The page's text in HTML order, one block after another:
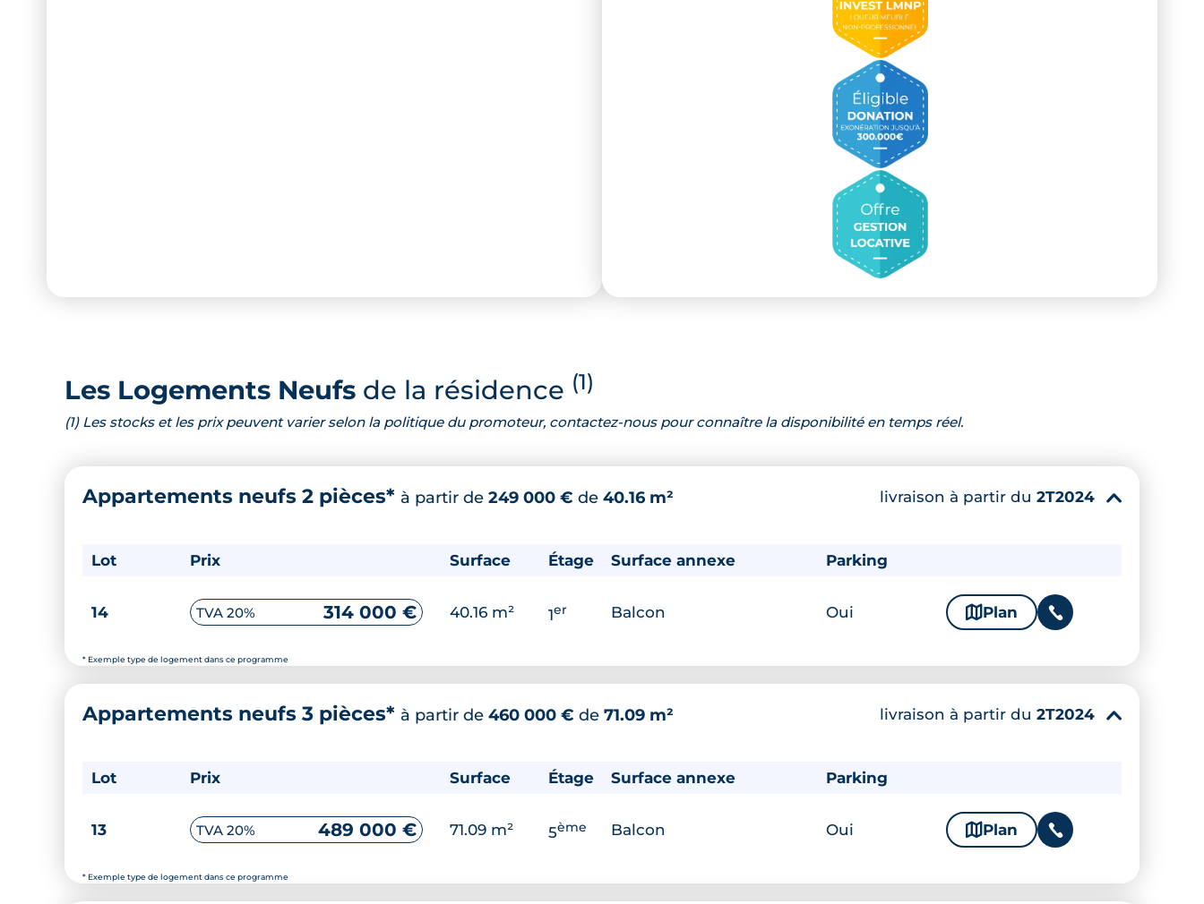
Les Logements Neufs de la résidence (1)
(1) Les stocks et les prix peuvent varier selon la politique du promoteur, contactez-nous pour connaître la disponibilité en temps réel.
Appartements neufs 2 pièces* à partir de 249 000 € de 40.16 m²
* Exemple type de logement dans ce programme
livraison à partir du 2T2024 ▾
Lot Prix Surface Étage Surface annexe Parking
14 TVA 20% 314 000 € 40.16 m² 1er Balcon Oui 🗞 Plan 📞
Appartements neufs 3 pièces* à partir de 460 000 € de 71.09 m²
* Exemple type de logement dans ce programme
livraison à partir du 2T2024 ▾
Lot Prix Surface Étage Surface annexe Parking
13 TVA 20% 489 000 € 71.09 m² 5ème Balcon Oui 🗞 Plan 📞